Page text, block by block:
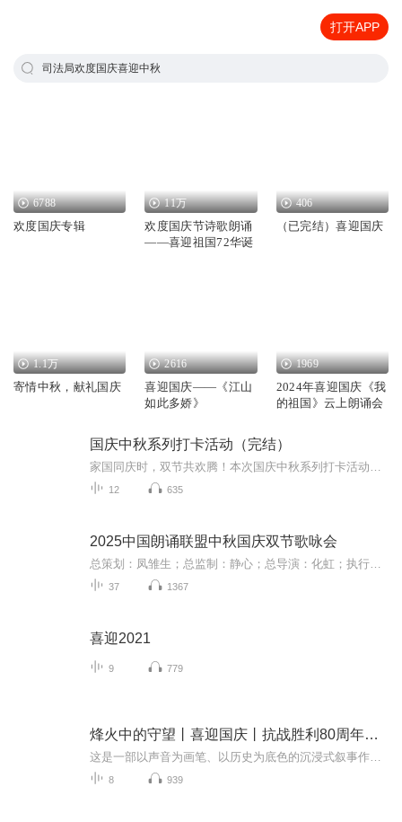
打开APP
司法局欢度国庆喜迎中秋
6788
欢度国庆专辑
11万
欢度国庆节诗歌朗诵
——喜迎祖国72华诞
406
（已完结）喜迎国庆
1.1万
寄情中秋，献礼国庆
2616
喜迎国庆——《江山
如此多娇》
1969
2024年喜迎国庆《我
的祖国》云上朗诵会
国庆中秋系列打卡活动（完结）
12 635
2025中国朗诵联盟中秋国庆双节歌咏会
37 1367
喜迎2021
9 779
烽火中的守望丨喜迎国庆丨抗战胜利80周年丨广播剧
8 939